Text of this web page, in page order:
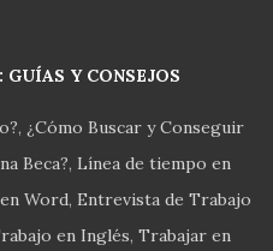
Y CONSEJOS
¿Cómo Buscar y Conseguir
Beca? Línea de tiempo en
Word Entrevista de Trabajo
en Inglés Trabajar en